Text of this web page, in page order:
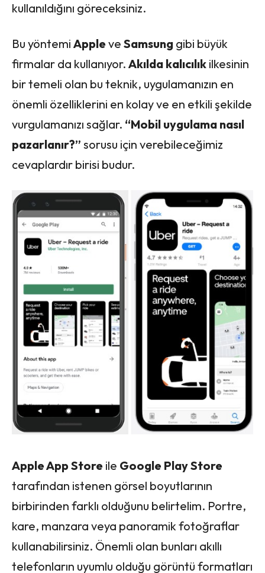
kullanıldığını göreceksiniz.
Bu yöntemi Apple ve Samsung gibi büyük
firmalar da kullanıyor. Akılda kalıcılık ilkesinin
bir temeli olan bu teknik, uygulamanızın en
önemli özelliklerini en kolay ve en etkili şekilde
vurgulamanızı sağlar. “Mobil uygulama nasıl
pazarlanır?” sorusu için verebileceğimiz
cevaplardır birisi budur.
Apple App Store ile Google Play Store
tarafından istenen görsel boyutlarının
birbirinden farklı olduğunu belirtelim. Portre,
kare, manzara veya panoramik fotoğraflar
kullanabilirsiniz. Önemli olan bunları akıllı
telefonların uyumlu olduğu görüntü formatları